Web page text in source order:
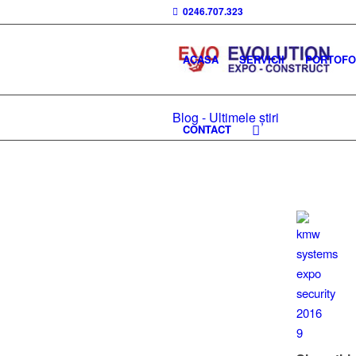
0246.707.323
ACASA SERVICII
CONTACT
Blog - Ultimele știri